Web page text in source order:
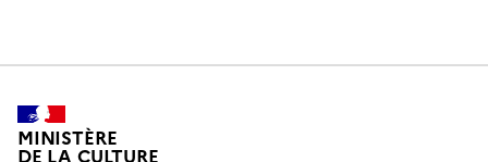
MINISTÈRE